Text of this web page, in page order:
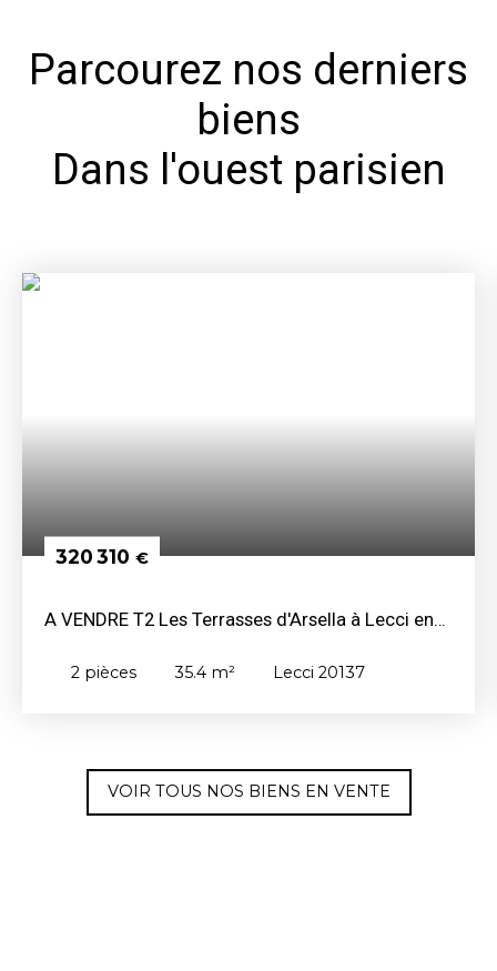
Parcourez nos derniers
biens
Dans l'ouest parisien
320 310 €
A VENDRE T2 Les Terrasses d'Arsella à Lecci en
2 pièces 35.4 m² Lecci 20137
VOIR TOUS NOS BIENS EN VENTE